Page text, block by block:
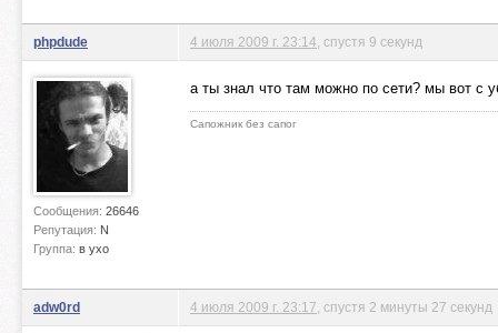
phpdude
Сообщения: 26646
Репутация: N
Группа: в ухо
4 июля 2009 г. 23:14 , спустя 9 секунд
а ты знал что там можно по сети? мы вот с
Сапожник без сапог
adw0rd 4 июля 2009 г. 23:17 , спустя 2 минуты 27 секунд